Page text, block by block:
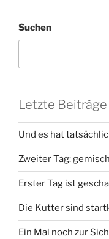
Suchen
Letzte Beiträge
Und es hat
Zweiter Tag:
Erster Tag ist
Die Kutter sind
Ein Mal noch zur